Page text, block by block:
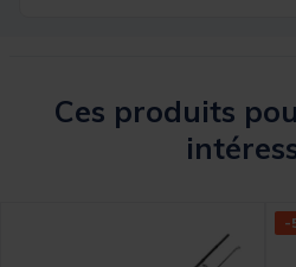
Ces produits
-